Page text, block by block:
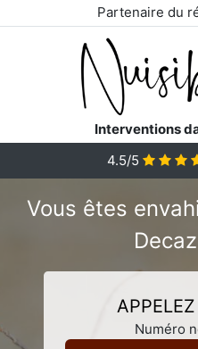
Partenaire du
Interventions
4.5/5
Vous êtes
Numéro